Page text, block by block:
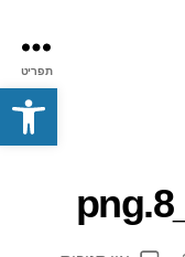
פתח סרגל נגישות
תפריט